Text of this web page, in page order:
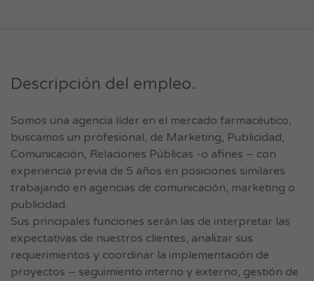
Descripción del empleo.
Somos una agencia líder en el mercado farmacéutico,
buscamos un profesional, de Marketing, Publicidad,
Comunicación, Relaciones Públicas -o afines – con
experiencia previa de 5 años en posiciones similares
trabajando en agencias de comunicación, marketing o
publicidad.
Sus principales funciones serán las de interpretar las
expectativas de nuestros clientes, analizar sus
requerimientos y coordinar la implementación de
proyectos – seguimiento interno y externo, gestión de